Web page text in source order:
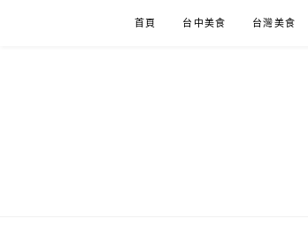
首頁 台中美食 台灣美食